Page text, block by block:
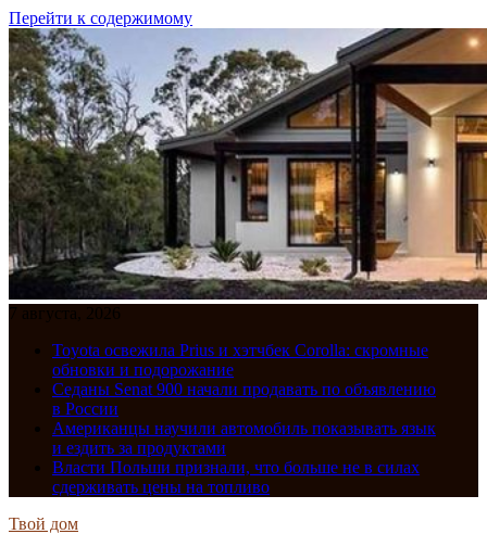
Перейти к содержимому
7 августа, 2026
Toyota освежила Prius и хэтчбек Corolla: скромные
обновки и подорожание
Седаны Senat 900 начали продавать по объявлению
в России
Американцы научили автомобиль показывать язык
и ездить за продуктами
Власти Польши признали, что больше не в силах
сдерживать цены на топливо
Твой дом